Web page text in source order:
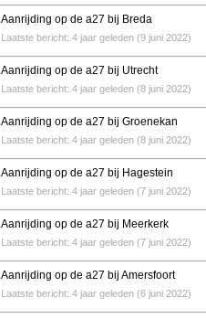
Aanrijding op de a27 bij Breda
Laatste bericht: 4 jaar geleden (9 juni 2022)
Aanrijding op de a27 bij Utrecht
Laatste bericht: 4 jaar geleden (8 juni 2022)
Aanrijding op de a27 bij Groenekan
Laatste bericht: 4 jaar geleden (8 juni 2022)
Aanrijding op de a27 bij Hagestein
Laatste bericht: 4 jaar geleden (7 juni 2022)
Aanrijding op de a27 bij Meerkerk
Laatste bericht: 4 jaar geleden (7 juni 2022)
Aanrijding op de a27 bij Amersfoort
Laatste bericht: 4 jaar geleden (6 juni 2022)